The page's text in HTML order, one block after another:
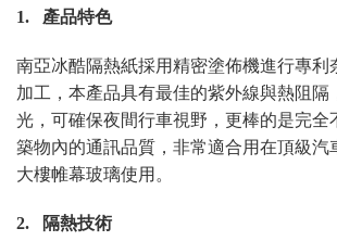
1. 產品特色
南亞冰酷隔熱紙採用精密塗佈機進行專利
加工，本產品具有最佳的紫外線與熱阻隔
光，可確保夜間行車視野，更棒的是完全
築物內的通訊品質，非常適合用在頂級汽
大樓帷幕玻璃使用。
2. 隔熱技術